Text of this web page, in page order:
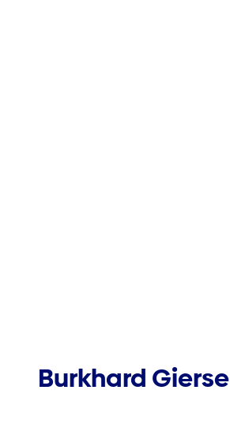
Burkhard Gierse